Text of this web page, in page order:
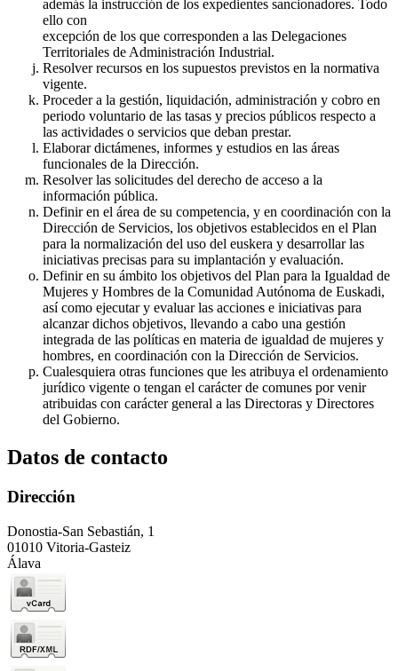
además la instrucción de los expedientes sancionadores. Todo
ello con
excepción de los que corresponden a las Delegaciones
Territoriales de Administración Industrial.
Resolver recursos en los supuestos previstos en la normativa
vigente.
Proceder a la gestión, liquidación, administración y cobro en
periodo voluntario de las tasas y precios públicos respecto a
las actividades o servicios que deban prestar.
Elaborar dictámenes, informes y estudios en las áreas
funcionales de la Dirección.
Resolver las solicitudes del derecho de acceso a la
información pública.
Definir en el área de su competencia, y en coordinación con la
Dirección de Servicios, los objetivos establecidos en el Plan
para la normalización del uso del euskera y desarrollar las
iniciativas precisas para su implantación y evaluación.
Definir en su ámbito los objetivos del Plan para la Igualdad de
Mujeres y Hombres de la Comunidad Autónoma de Euskadi,
así como ejecutar y evaluar las acciones e iniciativas para
alcanzar dichos objetivos, llevando a cabo una gestión
integrada de las políticas en materia de igualdad de mujeres y
hombres, en coordinación con la Dirección de Servicios.
Cualesquiera otras funciones que les atribuya el ordenamiento
jurídico vigente o tengan el carácter de comunes por venir
atribuidas con carácter general a las Directoras y Directores
del Gobierno.
Datos de contacto
Dirección
Donostia-San Sebastián, 1
01010 Vitoria-Gasteiz
Álava